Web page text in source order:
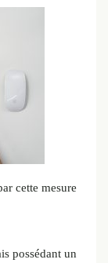
cette mesure
possédant un